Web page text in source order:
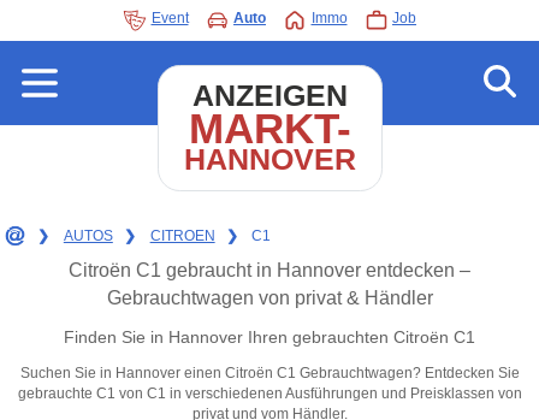
Event Auto Immo Job
ANZEIGEN
MARKT-
HANNOVER
❯ AUTOS ❯ CITROEN ❯ C1
Citroën C1 gebraucht in Hannover entdecken –
Gebrauchtwagen von privat & Händler
Finden Sie in Hannover Ihren gebrauchten Citroën C1
Suchen Sie in Hannover einen Citroën C1 Gebrauchtwagen? Entdecken Sie
gebrauchte C1 von C1 in verschiedenen Ausführungen und Preisklassen von
privat und vom Händler.